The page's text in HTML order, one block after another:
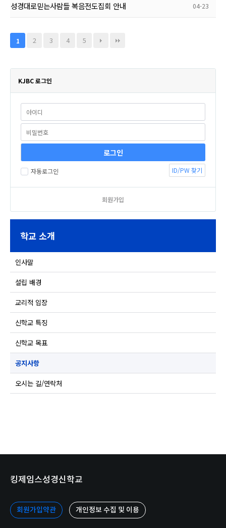
성경대로믿는사람들 복음전도집회 안내 04-23
1 2 3 4 5
KJBC 로그인
자동로그인 ID/PW 찾기
회원가입
학교 소개
인사말
설립 배경
교리적 입장
신학교 특징
신학교 목표
공지사항
오시는 길/연락처
킹제임스성경신학교
회원가입약관 개인정보 수집 및 이용